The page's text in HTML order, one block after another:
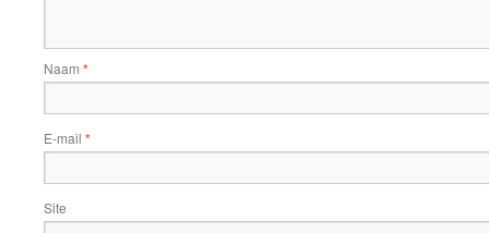
Naam *
E-mail *
Site